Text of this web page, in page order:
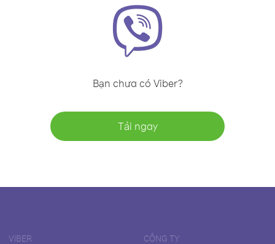
Bạn chưa có Viber?
Tải ngay
VIBER CÔNG TY